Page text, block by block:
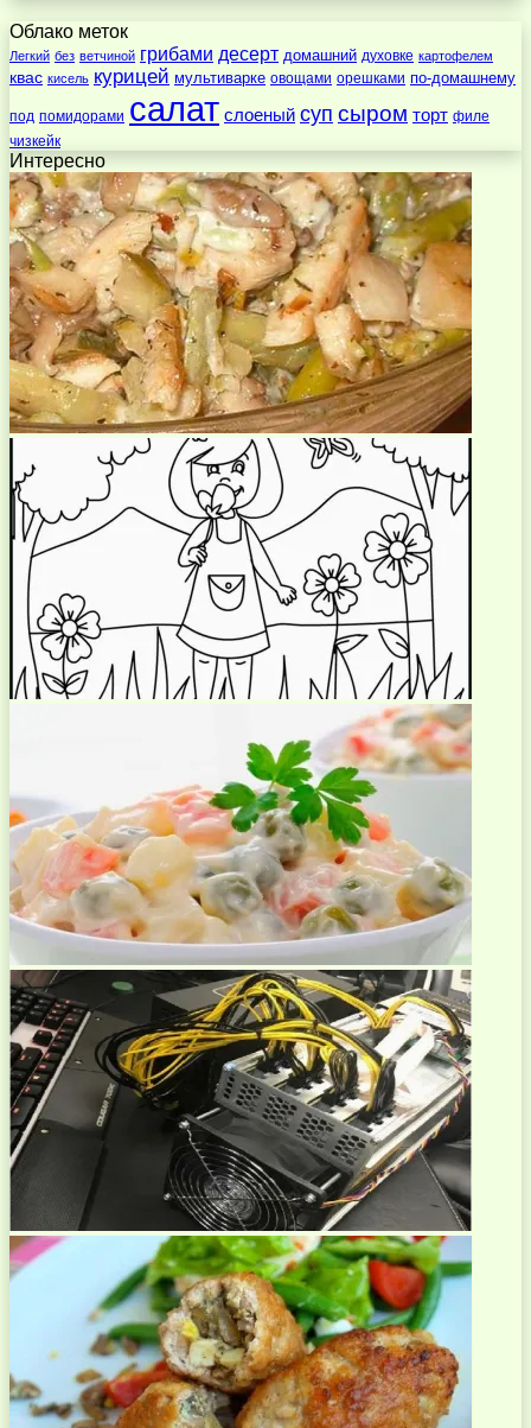
Облако меток
Легкий без ветчиной грибами десерт домашний духовке картофелем
квас кисель курицей мультиварке овощами орешками по-домашнему
под помидорами салат слоеный суп сыром торт филе
чизкейк
Интересно